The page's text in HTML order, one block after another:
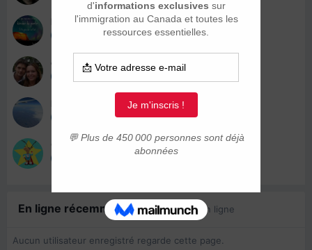
kaleanne
27 mars 2017
cocomicka
23 mai 2016
13 mai 2016
Cariboufamily
En ligne récemment 0 membre est en ligne
Aucun utilisateur enregistré regarde cette page.